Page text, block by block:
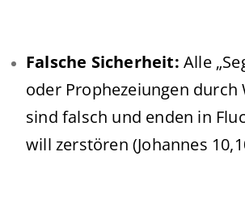
Falsche Sicherheit: Alle
oder Prophezeiungen durch
sind falsch und enden in
will zerstören (Johannes